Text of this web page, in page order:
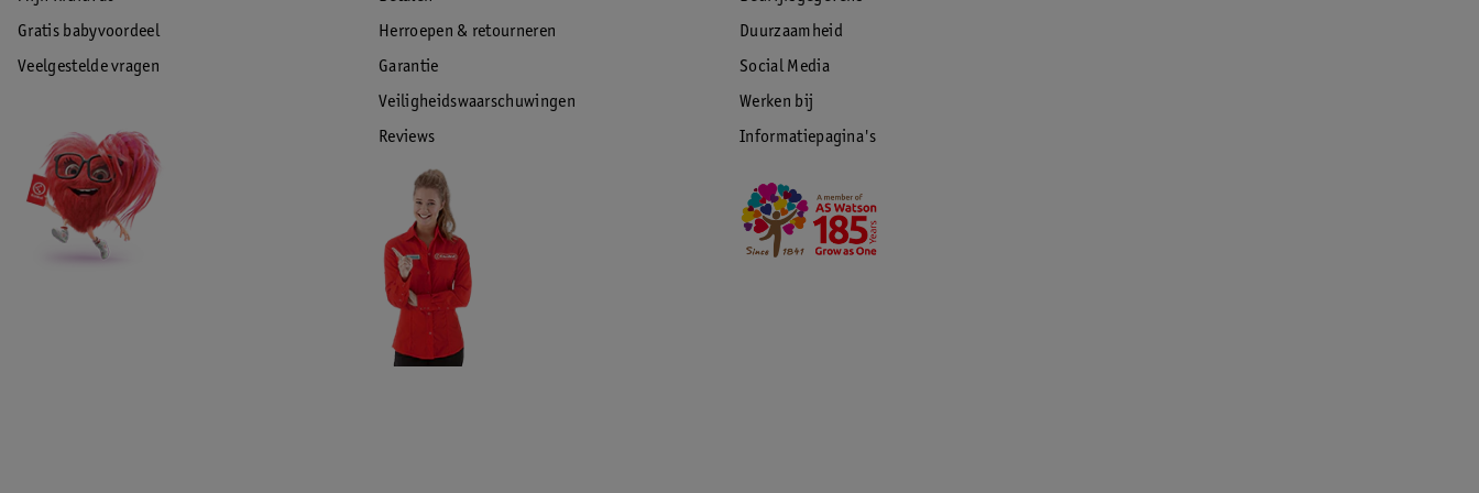
Gratis babyvoordeel
Veelgestelde vragen
Herroepen & retourneren
Garantie
Veiligheidswaarschuwingen
Reviews
Duurzaamheid
Social Media
Werken bij
Informatiepagina's